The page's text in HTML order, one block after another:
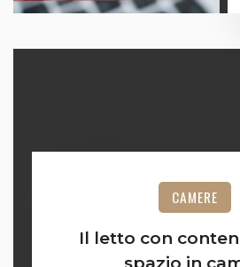
CAMERE
Il letto con